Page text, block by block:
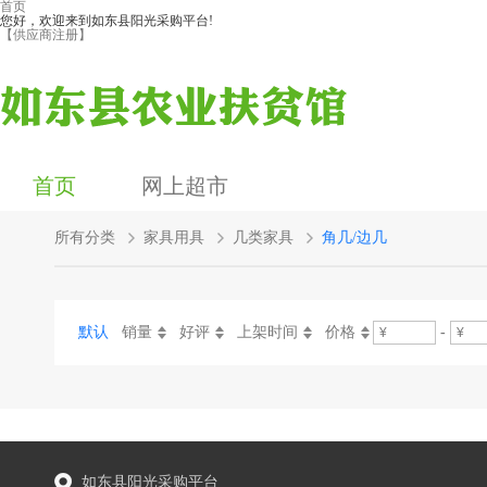
首页
您好，欢迎来到如东县阳光采购平台!
【供应商注册】
首页 网上超市
所有分类 家具用具 几类家具 角几/边几
默认 销量 好评 上架时间 价格 -
如东县阳光采购平台